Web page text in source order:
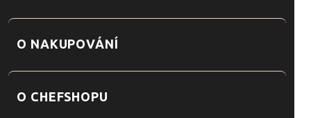
O NAKUPOVÁNÍ
O CHEFSHOPU